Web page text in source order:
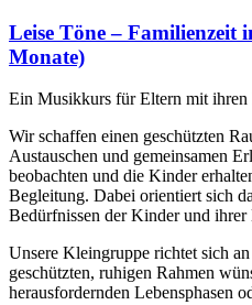
Leise Töne – Familienzeit
Monate)
Ein Musikkurs für Eltern mit ihren
Wir schaffen einen geschützten
Austauschen und gemeinsamen
beobachten und die Kinder
Begleitung. Dabei orientiert sich
Bedürfnissen der Kinder und ihrer
Unsere Kleingruppe richtet sich
geschützten, ruhigen Rahmen
herausfordernden Lebensphasen